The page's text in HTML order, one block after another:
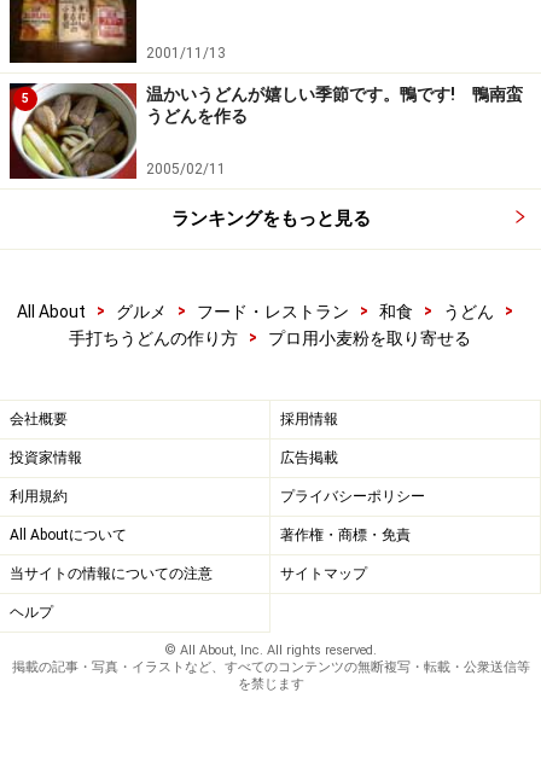
【北東製粉株式会社】
池袋にある蕎麦の製粉所。石臼挽きに定評がある。蕎麦
教室も開催していてリクエストによってはうどん教室も
あるようだ。
うどん粉の小売はかなり充実していて
の1キロ単位の販売を行う。また25キロ単位の業
務用なら○香白椿をはじめ20数種類の取り扱いがあると
ホクトーこなNET
電話:03-3971-7131
FAX :03-3982-9118
【木下製粉株式会社】
坂出の製粉所でブランドは白バラ、讃岐すずらんが有
名。最近ではさぬきの夢2000のブレンドのさくら2000も
発売
2001/11/13
5
温かいうどんが嬉しい季節です。鴨です! 鴨南蛮
うどんを作る
2005/02/11
ランキングをもっと見る
All About > グルメ > フード・レストラン > 和食 > うどん
>
手打ちうどんの作り方
> プロ用小麦粉を取り寄せる
会社概要 採用情報
投資家情報 広告掲載
利用規約 プライバシーポリシー
All Aboutについて 著作権・商標・免責
当サイトの情報についての注意 サイトマップ
ヘルプ
© All About, Inc. All rights reserved.
掲載の記事・写真・イラストなど、すべてのコンテンツの無断複写・転載・公衆送信等
を禁じます